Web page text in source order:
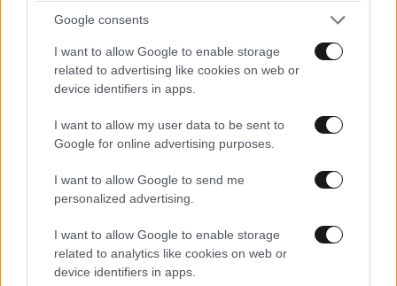
Google consents
I want to allow Google to enable storage
related to advertising like cookies on web or
device identifiers in apps.
I want to allow my user data to be sent to
Google for online advertising purposes.
I want to allow Google to send me
personalized advertising.
I want to allow Google to enable storage
related to analytics like cookies on web or
device identifiers in apps.
09·08·2026 09:30
Οι 5 ασκήσεις που πρέπει να κάνετε για μια ζωή